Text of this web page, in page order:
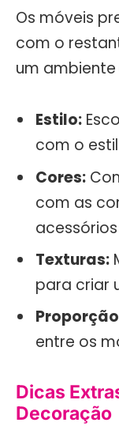
Os móveis
com o
um
Estilo:
com o
Cores:
com as
Texturas:
para criar
entre os
Dicas
Decoração